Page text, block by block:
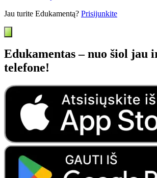
Jau turite Edukamentą? Prisijunkite
Edukamentas – nuo šiol jau
telefone!